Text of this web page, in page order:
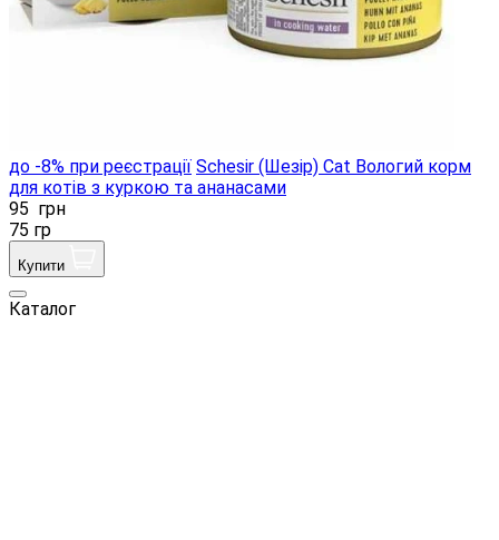
до -8% при реєстрації Schesir (Шезір) Cat Вологий корм
для котів з куркою та ананасами
95 грн
75 гр
Купити
Каталог